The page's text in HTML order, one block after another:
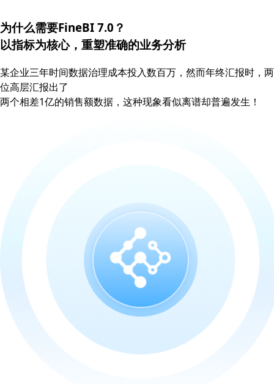
为什么需要FineBI 7.0？
以指标为核心，重塑准确的业务分析
某企业三年时间数据治理成本投入数百万，然而年终汇报时，两
位高层汇报出了
两个相差1亿的销售额数据，这种现象看似离谱却普遍发生！